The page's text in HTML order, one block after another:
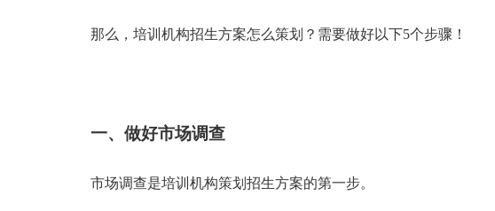
那么，培训机构招生方案怎么策划？需要做好以下5个步骤！
一、做好市场调查
市场调查是培训机构策划招生方案的第一步。